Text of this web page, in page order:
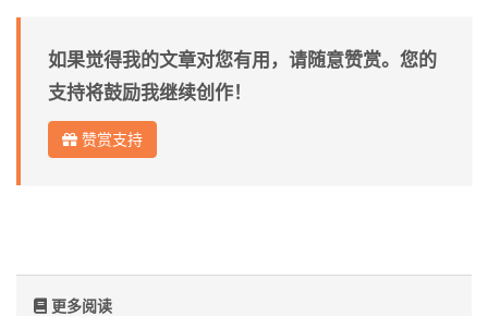
如果觉得我的文章对您有用，请随意赞赏。您的
支持将鼓励我继续创作！
赞赏支持
更多阅读